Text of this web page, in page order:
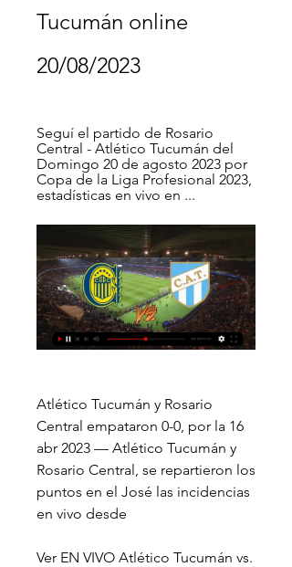
Tucumán online
20/08/2023
Seguí el partido de Rosario
Central - Atlético Tucumán del
Domingo 20 de agosto 2023 por
Copa de la Liga Profesional 2023,
estadísticas en vivo en ...
Atlético Tucumán y Rosario
Central empataron 0-0, por la 16
abr 2023 — Atlético Tucumán y
Rosario Central, se repartieron los
puntos en el José las incidencias
en vivo desde
Ver EN VIVO Atlético Tucumán vs.